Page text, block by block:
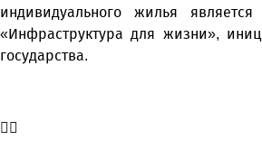
индивидуального жилья
«Инфраструктура для жизни»,
государства.